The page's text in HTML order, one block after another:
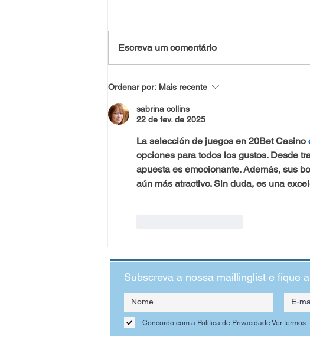
Brincar livremente é trabalho
Escreva um comentário
Ordenar por: Mais recente
sabrina collins
22 de fev. de 2025
La selección de juegos en 20Bet Casino
opciones para todos los gustos. Desde
apuesta es emocionante. Además, sus
aún más atractivo. Sin duda, es una
Subscreva a nossa maillinglist e fique
Concordo com a Política de Privacidade Ver termos